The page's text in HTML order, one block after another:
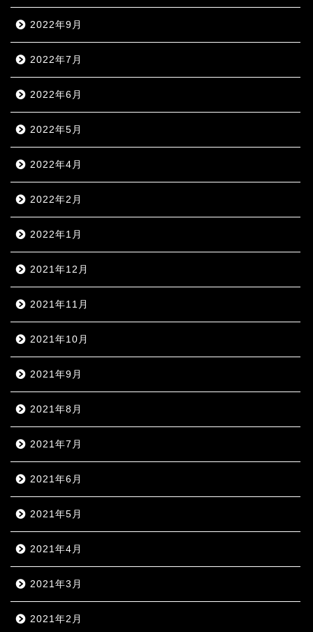
2022年9月
2022年7月
2022年6月
2022年5月
2022年4月
2022年2月
2022年1月
2021年12月
2021年11月
2021年10月
2021年9月
2021年8月
2021年7月
2021年6月
2021年5月
2021年4月
2021年3月
2021年2月